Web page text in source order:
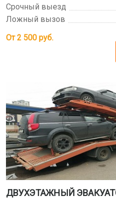
Срочный выезд
Ложный вызов
От2 500руб.
ДВУХЭТАЖНЫЙ